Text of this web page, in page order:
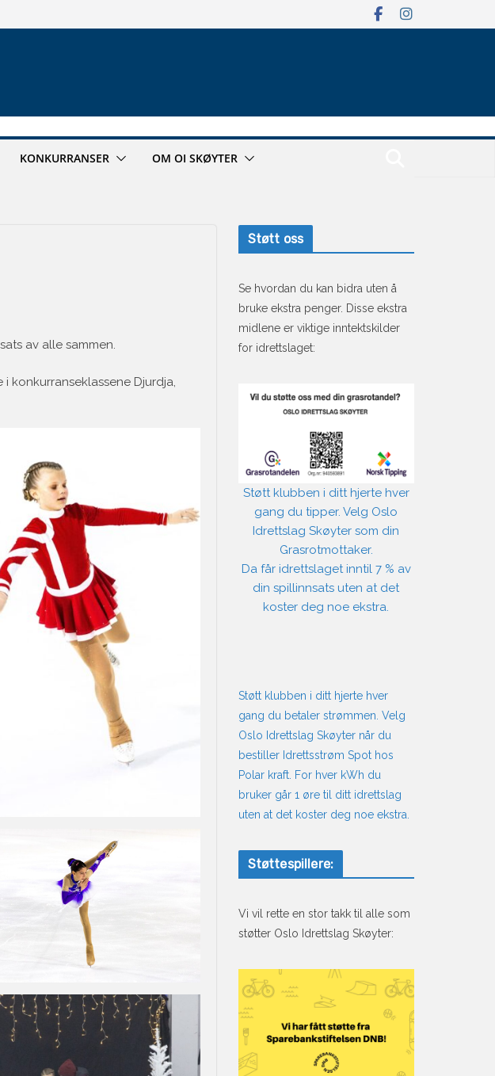
KONKURRANSER OM OI SKØYTER
av alle sammen.
konkurranseklassene Djurdja,
Støtt oss
Se hvordan du kan bidra uten å
bruke ekstra penger. Disse ekstra
midlene er viktige inntektskilder
for idrettslaget:
Støtt klubben i ditt hjerte hver
gang du tipper. Velg Oslo
Idrettslag Skøyter som din
Grasrotmottaker.
Da får idrettslaget inntil 7 % av
din spillinnsats uten at det
koster deg noe ekstra.
Støtt klubben i ditt hjerte hver
gang du betaler strømmen. Velg
Oslo Idrettslag Skøyter når du
bestiller Idrettsstrøm Spot hos
Polar kraft. For hver kWh du
bruker går 1 øre til ditt idrettslag
uten at det koster deg noe ekstra.
Støttespillere:
Vi vil rette en stor takk til alle som
støtter Oslo Idrettslag Skøyter: